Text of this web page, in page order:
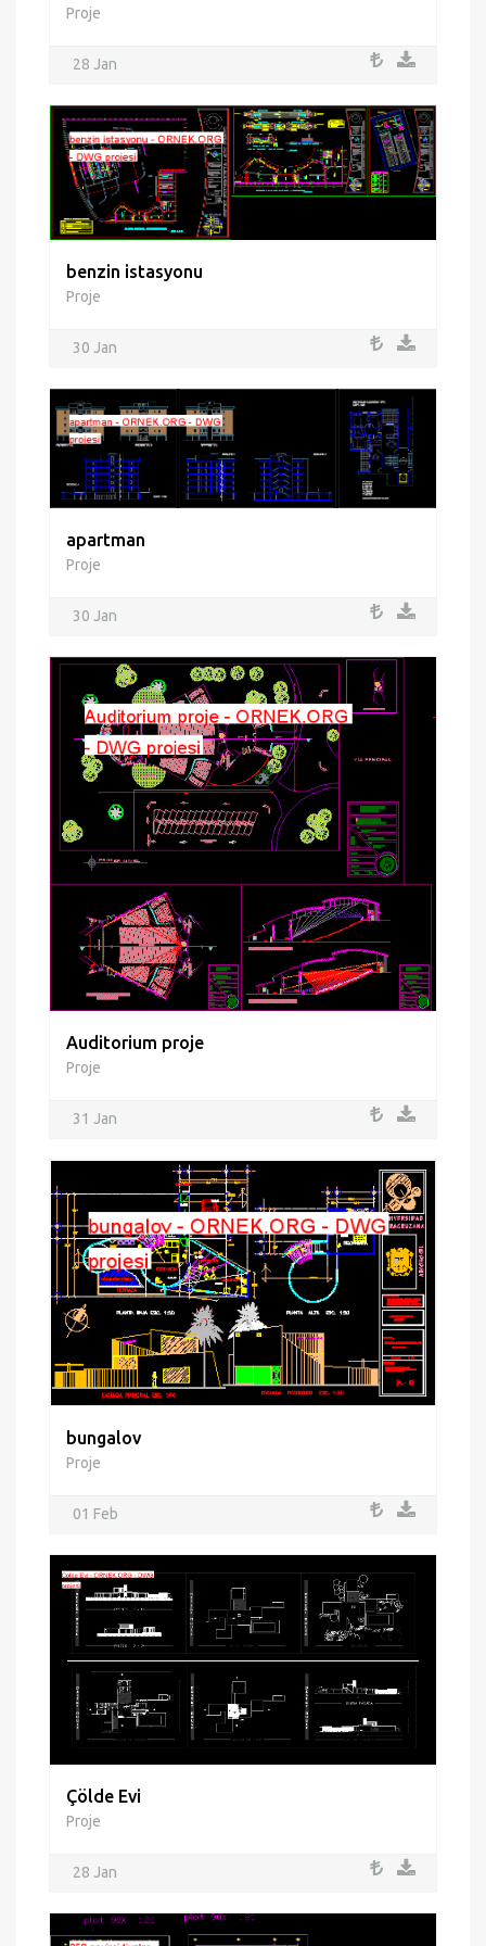
Proje
28 Jan
benzin istasyonu
Proje
30 Jan
apartman
Proje
30 Jan
Auditorium proje
Proje
31 Jan
bungalov
Proje
01 Feb
Çölde Evi
Proje
28 Jan